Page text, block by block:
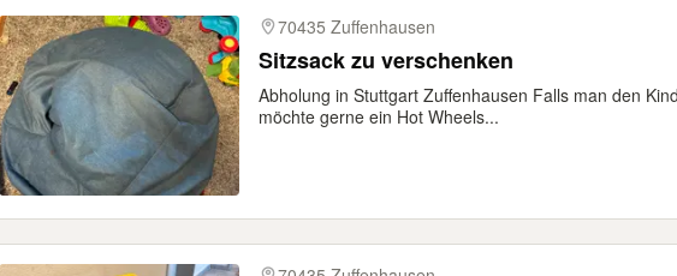
70435 Zuffenhausen
Sitzsack zu verschenken
Abholung in Stuttgart Zuffenhausen Falls man den
möchte gerne ein Hot Wheels...